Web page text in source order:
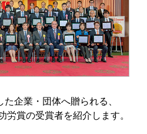
企業・団体へ贈られる、
賞の受賞者を紹介します。